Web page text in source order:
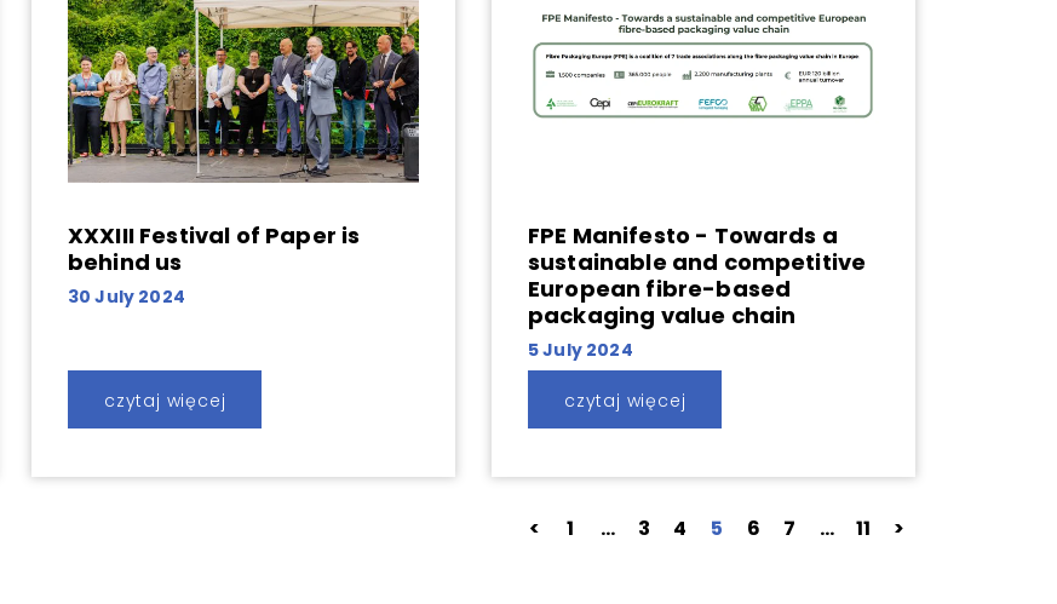
XXXIII Festival of Paper is
behind us
30 July 2024
czytaj więcej
FPE Manifesto - Towards a
sustainable and competitive
European fibre-based
packaging value chain
5 July 2024
czytaj więcej
< 1 … 3 4 5 6 7 … 11 >